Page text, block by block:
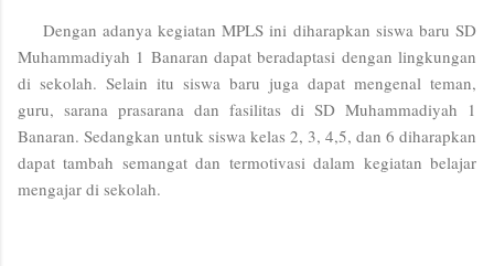
Dengan adanya kegiatan MPLS ini diharapkan siswa baru SD
Muhammadiyah 1 Banaran dapat beradaptasi dengan lingkungan
di sekolah. Selain itu siswa baru juga dapat mengenal teman,
guru, sarana prasarana dan fasilitas di SD Muhammadiyah 1
Banaran. Sedangkan untuk siswa kelas 2, 3, 4,5, dan 6 diharapkan
dapat tambah semangat dan termotivasi dalam kegiatan belajar
mengajar di sekolah.